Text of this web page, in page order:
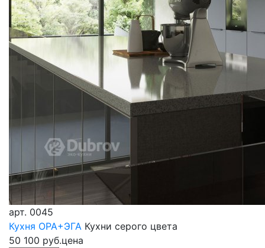
арт. 0045
Кухня ОРА+ЭГА Кухни серого цвета
50 100 руб.цена